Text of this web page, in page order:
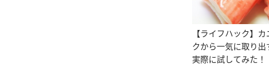
【ライフハック】
クから一気に取り出
実際に試してみた！